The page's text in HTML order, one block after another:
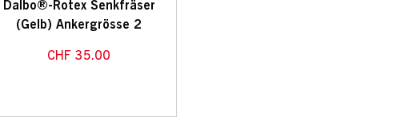
Dalbo®-Rotex Senkfräser
(Gelb) Ankergrösse 2
CHF 35.00